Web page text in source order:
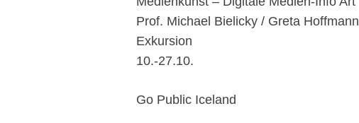
Prof. Michael Bielicky / Greta Hoffmann
Exkursion
10.-27.10.
Go Public Iceland